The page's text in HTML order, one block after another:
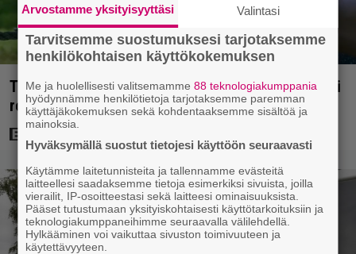
Tuleva videopelielokuva jäi Sam Neillin viimeiseksi
rooliksi
Arvostamme yksityisyyttäsi Valintasi
Tarvitsemme suostumuksesi tarjotaksemme
henkilökohtaisen käyttökokemuksen
Me ja huolellisesti valitsemamme88 teknologiakumppania
hyödynnämme henkilötietoja tarjotaksemme paremman
käyttäjäkokemuksen sekä kohdentaaksemme sisältöä ja
mainoksia.
Hyväksymällä suostut tietojesi käyttöön seuraavasti
Käytämme laitetunnisteita ja tallennamme evästeitä
laitteellesi saadaksemme tietoja esimerkiksi sivuista, joilla
vierailit, IP-osoitteestasi sekä laitteesi ominaisuuksista.
Pääset tutustumaan yksityiskohtaisesti käyttötarkoituksiin ja
teknologiakumppaneihimme seuraavalla välilehdellä.
Hylkääminen voi vaikuttaa sivuston toimivuuteen ja
käytettävyyteen.